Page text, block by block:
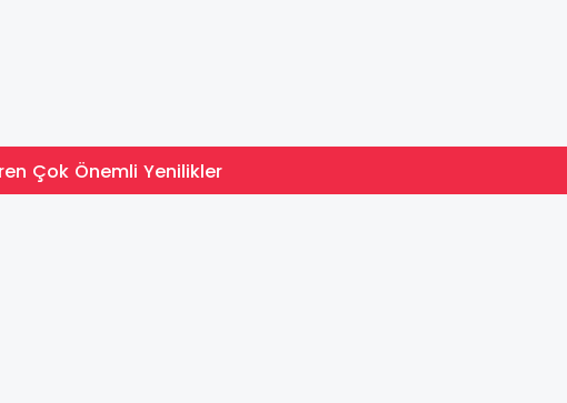
Çok Önemli Yenilikler